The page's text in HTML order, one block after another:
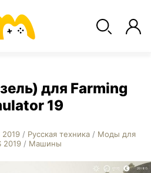
для Farming
19
/ Русская техника/ Моды для
2019 / Машины